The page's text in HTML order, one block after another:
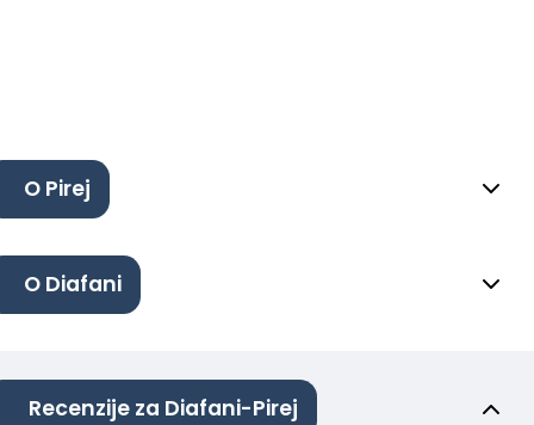
O Pirej
O Diafani
Recenzije za Diafani-Pirej